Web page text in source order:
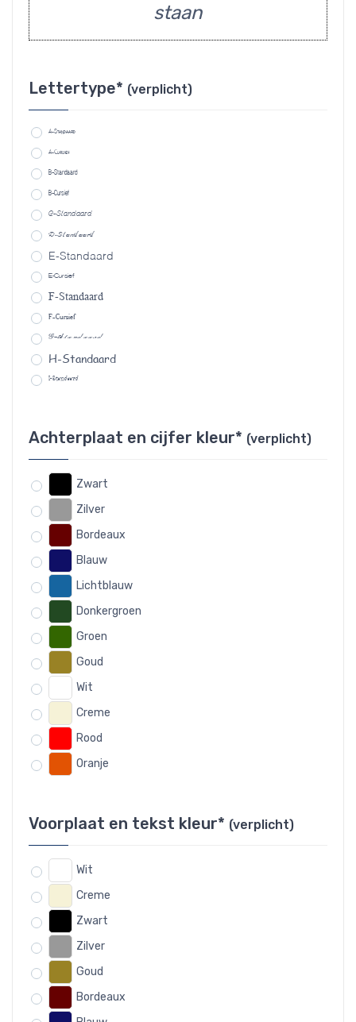
staan
Lettertype* (verplicht)
A-Standaard
A-Cursief
B-Standaard
B-Cursief
C-Standaard
D-Standaard
E-Standaard
E-Cursief
F-Standaard
F-Cursief
G-Standaard
H-Standaard
I-Standaard
Achterplaat en cijfer kleur* (verplicht)
Zwart
Zilver
Bordeaux
Blauw
Lichtblauw
Donkergroen
Groen
Goud
Wit
Creme
Rood
Oranje
Voorplaat en tekst kleur* (verplicht)
Wit
Creme
Zwart
Zilver
Goud
Bordeaux